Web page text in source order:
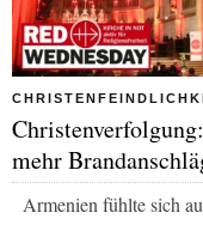
mehr
Armenien fühlte sich